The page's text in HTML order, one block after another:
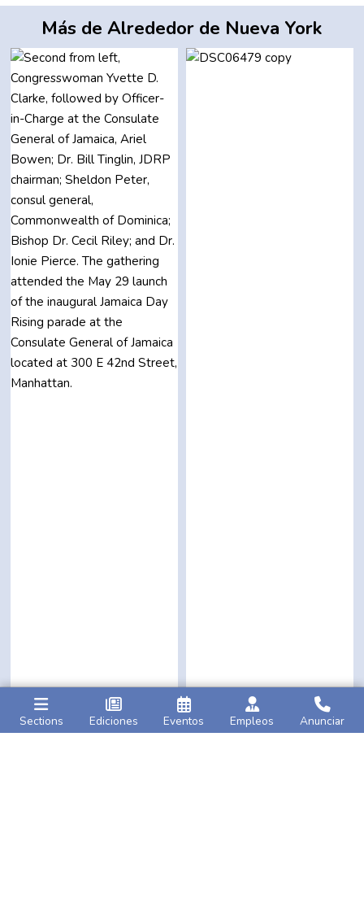
Más de Alrededor de Nueva York
Sections Ediciones Eventos Empleos Anunciar